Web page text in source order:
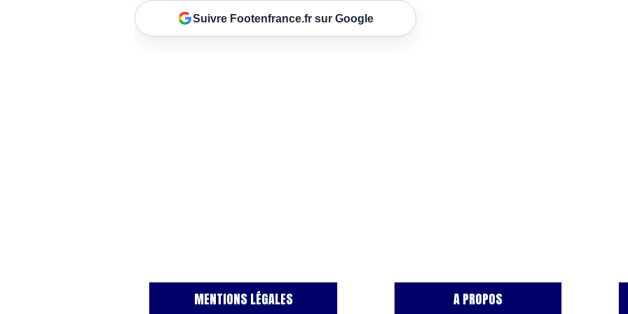
Suivre Footenfrance.fr sur Google
MENTIONS LÉGALES A PROPOS